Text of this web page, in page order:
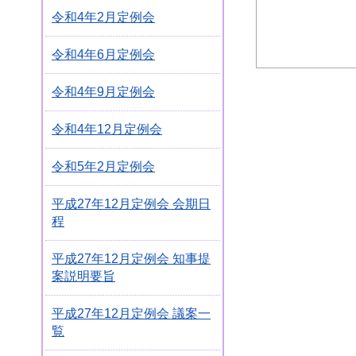
令和4年2月定例会
令和4年6月定例会
令和4年9月定例会
令和4年12月定例会
令和5年2月定例会
平成27年12月定例会 会期日
程
平成27年12月定例会 知事提
案説明要旨
平成27年12月定例会 議案一
覧